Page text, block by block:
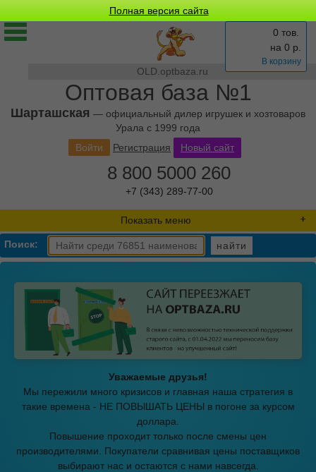
Полная версия сайта
OLD.optbaza.ru
Оптовая база №1
Шарташская — официальный дилер игрушек и хозтоваров
Урала с 1999 года
0 тов.
на 0 р.
В корзину
Войти Регистрация Новый сайт
8 800 5000 260
+7 (343) 289-77-00
Показать меню
Поиск: найти
Уважаемые друзья!
Мы пережили много кризисов и главная наша стратегия в
такие времена - НЕ ПОВЫШАТЬ ЦЕНЫ в погоне за курсом
доллара.
Повышение проходит только после смены цен
производителями. Покупатели сравнивая цены поставщиков
выбирают нас и остаются с нами навсегда.